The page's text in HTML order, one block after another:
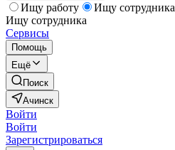
Ищу работу
Ищу сотрудника
Ищу сотрудника
Сервисы
Помощь
Ещё
Поиск
Ачинск
Войти
Войти
Зарегистрироваться